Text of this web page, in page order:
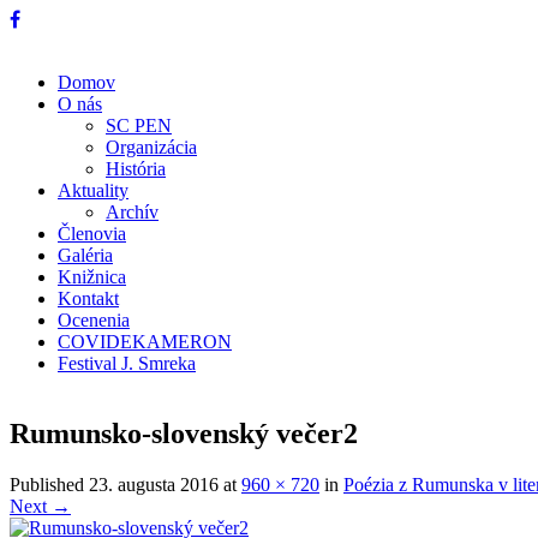
Domov
O nás
SC PEN
Organizácia
História
Aktuality
Archív
Členovia
Galéria
Knižnica
Kontakt
Ocenenia
COVIDEKAMERON
Festival J. Smreka
Rumunsko-slovenský večer2
Published 23. augusta 2016 at 960 × 720 in Poézia z Rumunska v
Next →